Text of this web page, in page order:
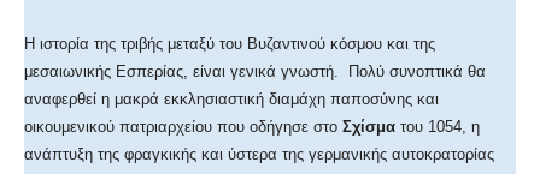
Η ιστορία της τριβής μεταξύ του Βυζαντινού κόσμου και της
μεσαιωνικής Εσπερίας, είναι γενικά γνωστή. Πολύ συνοπτικά θα
αναφερθεί η μακρά εκκλησιαστική διαμάχη παποσύνης και
οικουμενικού πατριαρχείου που οδήγησε στο Σχίσμα του 1054, η
ανάπτυξη της φραγκικής και ύστερα της γερμανικής αυτοκρατορίας